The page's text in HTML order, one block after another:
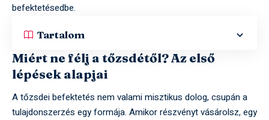
befektetésedbe.
Tartalom
Miért ne félj a tőzsdétől? Az első
lépések alapjai
A tőzsdei befektetés nem valami misztikus dolog, csupán a
tulajdonszerzés egy formája. Amikor részvényt vásárolsz, egy